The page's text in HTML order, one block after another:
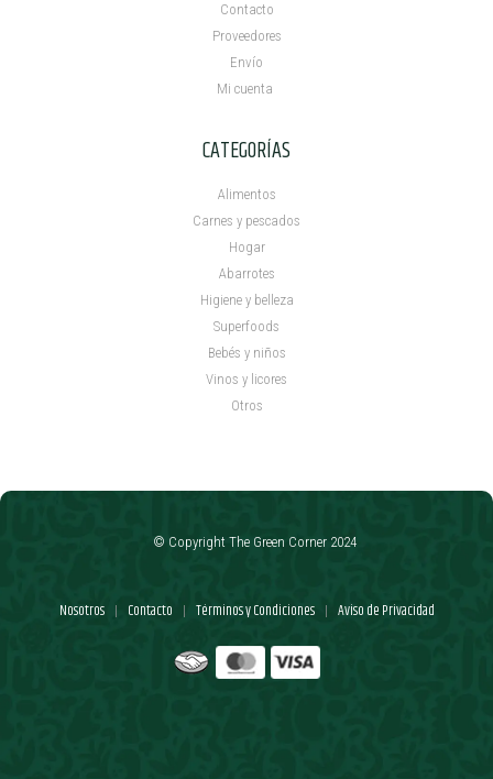
Contacto
Proveedores
Envío
Mi cuenta ​
CATEGORÍAS
Alimentos
Carnes y pescados
Hogar
Abarrotes
Higiene y belleza
Superfoods
Bebés y niños
Vinos y licores
Otros
Nosotros | Contacto | Términos y Condiciones | Aviso de Privacidad
© Copyright The Green Corner 2024